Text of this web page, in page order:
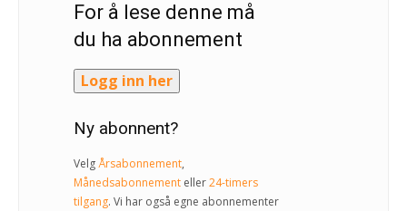
For å lese denne må
du ha abonnement
Logg inn her
Ny abonnent?
VelgÅrsabonnement,
Månedsabonnement eller24-timers
tilgang. Vi har også egne abonnementer